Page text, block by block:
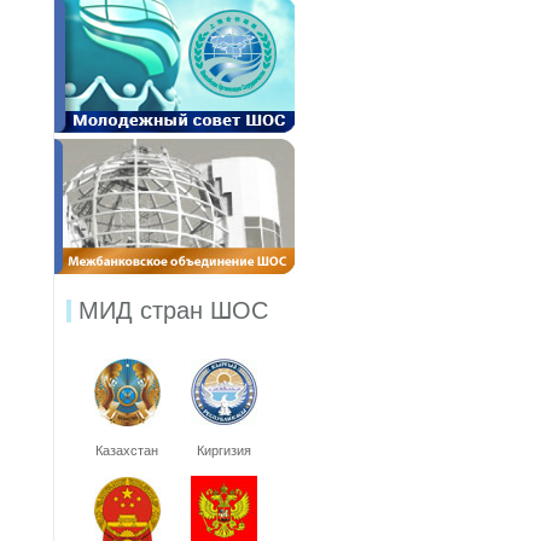
МИД стран ШОС
Казахстан Киргизия